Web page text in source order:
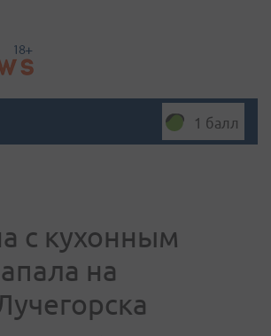
1 балл
с кухонным
на